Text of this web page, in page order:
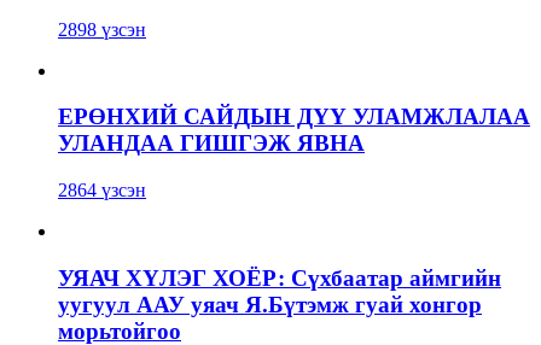
2898 үзсэн
ЕРӨНХИЙ САЙДЫН ДҮҮ УЛАМЖЛАЛАА
УЛАНДАА ГИШГЭЖ ЯВНА
2864 үзсэн
УЯАЧ ХҮЛЭГ ХОЁР: Сүхбаатар аймгийн
уугуул ААУ уяач Я.Бүтэмж гуай хонгор
морьтойгоо